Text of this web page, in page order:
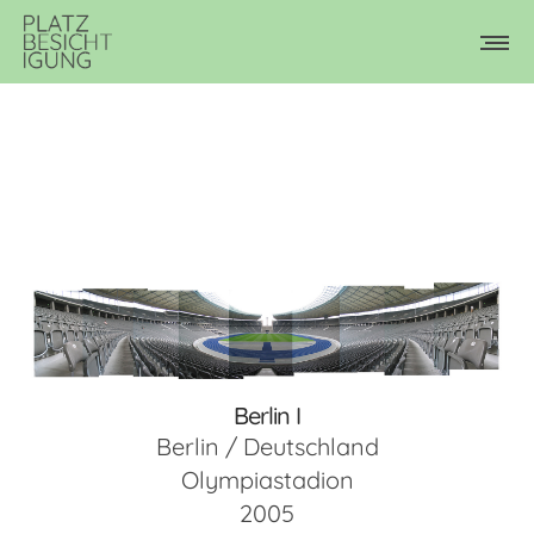
Berlin I
Berlin / Deutschland
Olympiastadion
2005